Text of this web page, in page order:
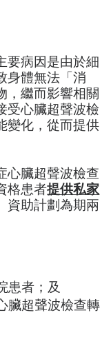
要病因是由於細
身體無法「消
，繼而影響相關
受心臟超聲波檢
變化，從而提供
心臟超聲波檢查
格患者提供私家
資助計劃為期兩
患者；及
臟超聲波檢查轉